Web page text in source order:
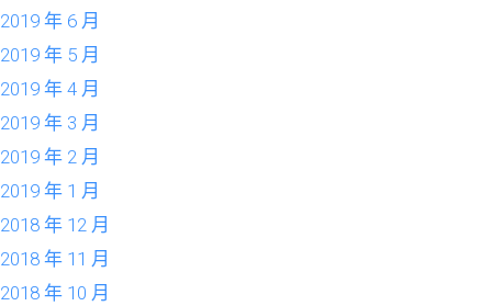
2019 年 6 月
2019 年 5 月
2019 年 4 月
2019 年 3 月
2019 年 2 月
2019 年 1 月
2018 年 12 月
2018 年 11 月
2018 年 10 月